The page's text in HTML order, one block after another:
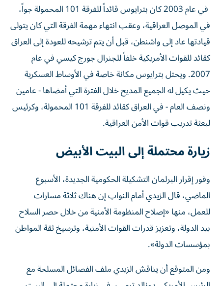
في عام 2003 كان بترايوس قائداً للفرقة 101 المحمولة جواً،
في الموصل العراقية، وعقب انتهاء مهمة الفرقة التي كان يتولى
قيادتها عاد إلى واشنطن، قبل أن يتم ترشيحه للعودة إلى العراق
كقائد للقوات الأمريكية خلفاً للجنرال جورج كيسي في عام
2007. ويحتل بترايوس مكانة خاصة في الأوساط العسكرية
حيث يكيل له الجميع المديح خلال الفترة التي أمضاها - عامين
ونصف العام - في العراق كقائد للفرقة 101 المحمولة، وكرئيس
لبعثة تدريب قوات الأمن العراقية.
زيارة محتملة إلى البيت الأبيض
وفور إقرار البرلمان التشكيلة الحكومية الجديدة، الأسبوع
الماضي، قال الزيدي أمام النواب إن هناك ثلاثة مسارات
للعمل، منها «إصلاح المنظومة الأمنية من خلال حصر السلاح
بيد الدولة، وتعزيز قدرات القوات الأمنية، وترسيخ ثقة المواطن
بمؤسسات الدولة».
ومن المتوقع أن يناقش الزيدي ملف الفصائل المسلحة مع